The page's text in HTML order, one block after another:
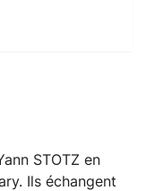
STOTZ en
Ils échangent